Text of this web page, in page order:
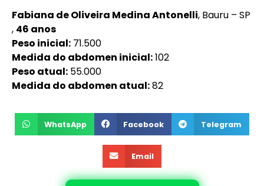
Fabiana de Oliveira Medina Antonelli, Bauru – SP
, 46 anos
Peso inicial: 71.500
Medida do abdomen inicial:102
Peso atual: 55.000
Medida do abdomen atual:82
WhatsApp Facebook Telegram
Email